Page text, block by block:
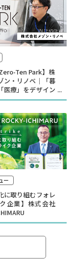
Ten Park】株
ン・リノベ｜「暮
医療」をデザイン
ー
に取り組むフォレ
企業】株式会社